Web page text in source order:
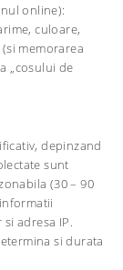
online):
culoare,
memorarea
„cosului de
depinzand
sunt
(30 – 90
adresa IP.
si durata